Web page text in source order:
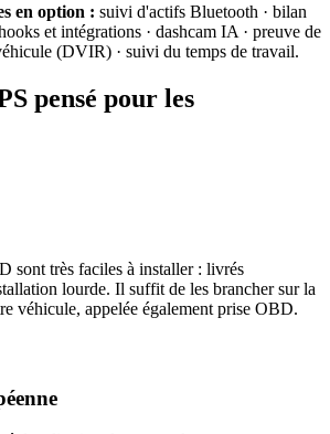
en option : suivi d'actifs Bluetooth · bilan
et intégrations · dashcam IA · preuve de
(DVIR) · suivi du temps de travail.
pensé pour les
sont très faciles à installer : livrés
lourde. Il suffit de les brancher sur la
véhicule, appelée également prise OBD.